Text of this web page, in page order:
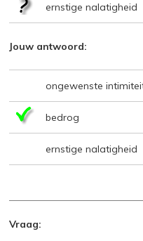
ernstige nalatigheid
Jouw antwoord:
ongewenste
bedrog
ernstige nalatigheid
Vraag: